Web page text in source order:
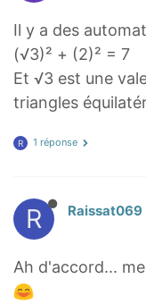
Il y a des
(√3)² + (2)² = 7
Et √3 est une
triangles
R 1 réponse
R Raissat069
Ah d'accord...